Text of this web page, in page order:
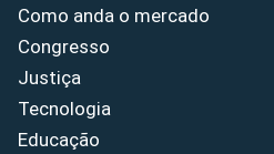
Como anda o mercado
Congresso
Justiça
Tecnologia
Educação